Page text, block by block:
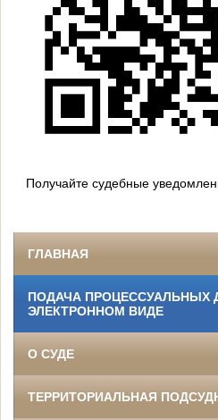
Получайте судебные
ГЛАВНАЯ
ПОДАЧА ПРОЦЕССУАЛЬНЫХ
ЭЛЕКТРОННОМ ВИДЕ
О СУДЕ
ТЕРРИТОРИАЛЬНАЯ